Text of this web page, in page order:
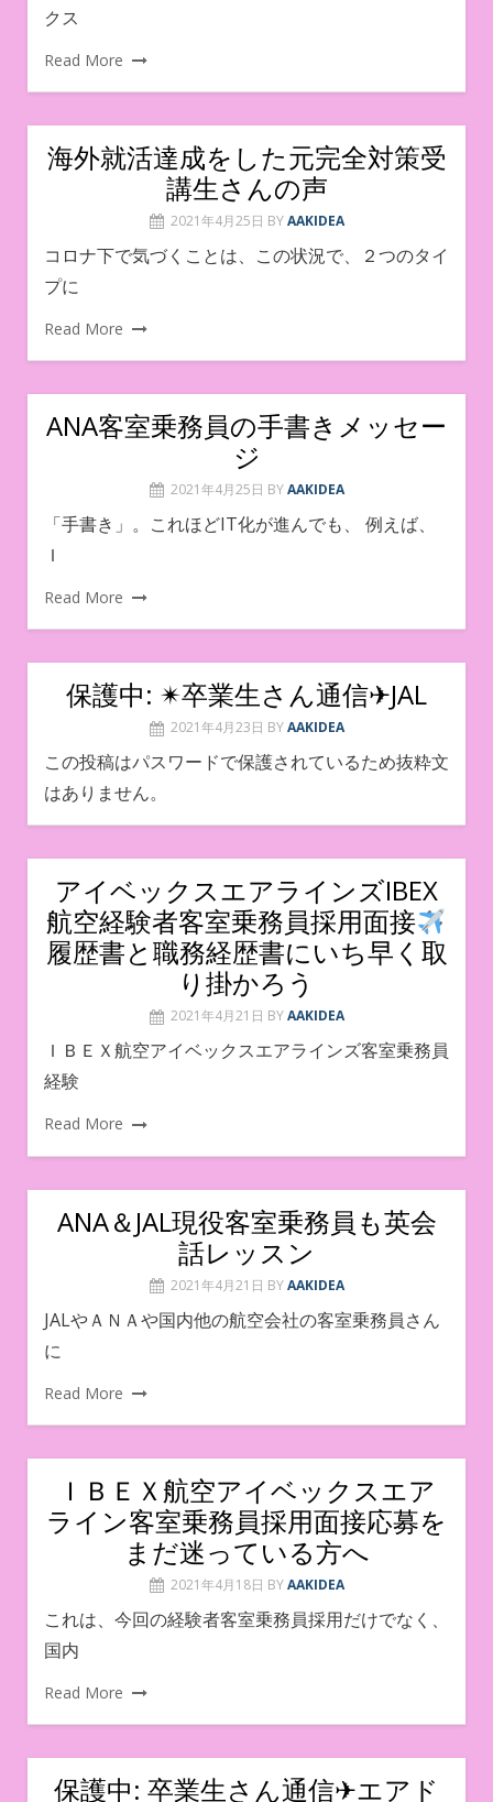
クス
Read More
海外就活達成をした元完全対策受
講生さんの声
2021年4月25日 BY AAKIDEA
コロナ下で気づくことは、この状況で、２つのタイ
プに
Read More
ANA客室乗務員の手書きメッセー
ジ
2021年4月25日 BY AAKIDEA
「手書き」。これほどIT化が進んでも、 例えば、
Ｉ
Read More
保護中: ✴︎卒業生さん通信✈JAL
2021年4月23日 BY AAKIDEA
この投稿はパスワードで保護されているため抜粋文
はありません。
アイベックスエアラインズIBEX
航空経験者客室乗務員採用面接
履歴書と職務経歴書にいち早く取
り掛かろう
2021年4月21日 BY AAKIDEA
ＩＢＥＸ航空アイベックスエアラインズ客室乗務員
経験
Read More
ANA＆JAL現役客室乗務員も英会
話レッスン
2021年4月21日 BY AAKIDEA
JALやＡＮＡや国内他の航空会社の客室乗務員さん
に
Read More
ＩＢＥＸ航空アイベックスエア
ライン客室乗務員採用面接応募を
まだ迷っている方へ
2021年4月18日 BY AAKIDEA
これは、今回の経験者客室乗務員採用だけでなく、
国内
Read More
保護中: 卒業生さん通信✈︎エアド